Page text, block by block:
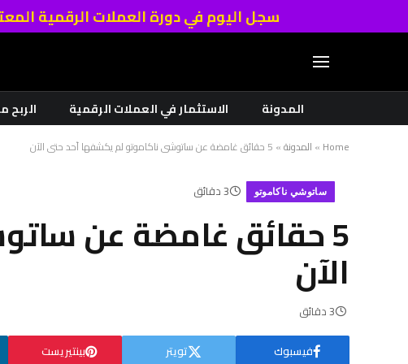
سجل اليوم في دورة العملات الرقمية
المدونة
الاستثمار في العملات الرقمية الربح
Home
» المدونة» 5 حقائق غامضة عن ساتوشي ناكاموتو لم يكشفها أحد حتى الآن
ساتوشي ناكاموتو 3 دقائق
5 حقائق غامضة عن
الآن
3 دقائق
فيسبوك تويتر بينتيريست